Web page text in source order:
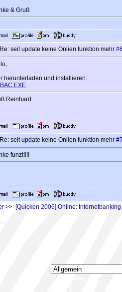
& Gruß
Re: seit update keine Onlien funktion mehr
herunterladen und installieren:
Reinhard
Re: seit update keine Onlien funktion mehr
funzt!!!!
>> [Quicken 2006] Online: